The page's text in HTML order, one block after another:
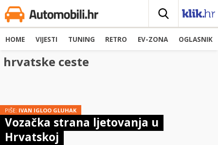
HOME VIJESTI TUNING RETRO EV-ZONA OGLASNIK
hrvatske ceste
PIŠE: IVAN IGLOO GLUHAK
Vozačka strana ljetovanja u
Hrvatskoj